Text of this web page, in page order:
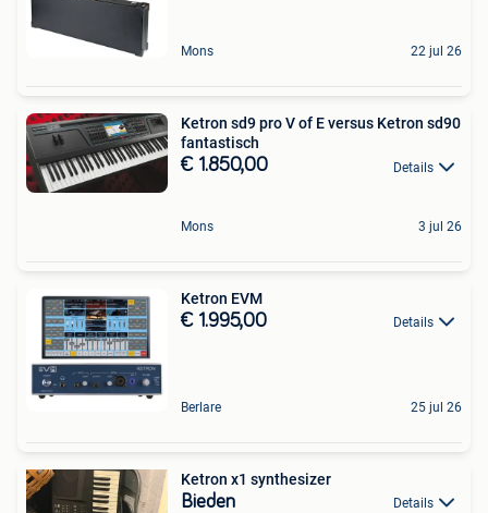
Mons 22 jul 26
Ketron sd9 pro V of E versus Ketron sd90
fantastisch
€ 1.850,00 Details
Mons 3 jul 26
Ketron EVM
€ 1.995,00 Details
Berlare 25 jul 26
Ketron x1 synthesizer
Bieden Details